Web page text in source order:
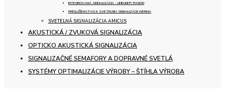
INTEGROVANÁ SIGNALIZÁCIA - LINELIGHT FUSION
PRÍSLUŠENSTVO K SVETELNEJ SIGNALIZÁCII WERMA
SVETELNÁ SIGNALIZÁCIA AMICUS
AKUSTICKÁ / ZVUKOVÁ SIGNALIZÁCIA
OPTICKO AKUSTICKÁ SIGNALIZÁCIA
SIGNALIZAČNÉ SEMAFORY A DOPRAVNÉ SVETLÁ
SYSTÉMY OPTIMALIZÁCIE VÝROBY – ŠTÍHLA VÝROBA